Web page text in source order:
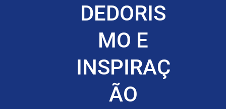
DEDORIS
MO E
INSPIRAÇ
ÃO